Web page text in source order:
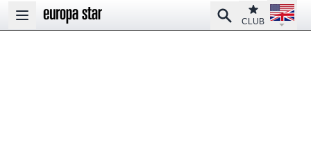
Open main menu
SearchClub
CLUB
Open